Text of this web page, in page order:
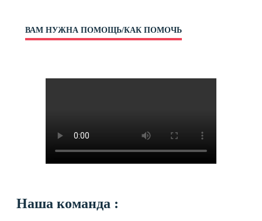
ВАМ НУЖНА ПОМОЩЬ/КАК ПОМОЧЬ
Наша команда :